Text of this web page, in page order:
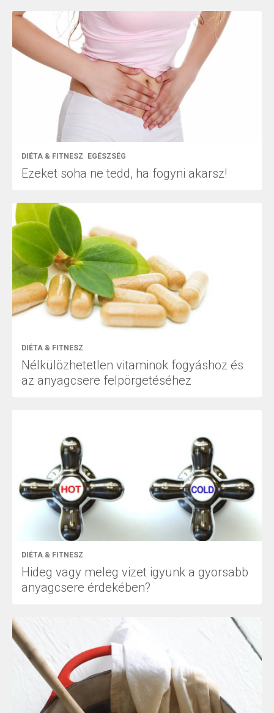
DIÉTA & FITNESZ EGÉSZSÉG
Ezeket soha ne tedd, ha fogyni akarsz!
DIÉTA & FITNESZ
Nélkülözhetetlen vitaminok fogyáshoz és
az anyagcsere felpörgetéséhez
DIÉTA & FITNESZ
Hideg vagy meleg vizet igyunk a gyorsabb
anyagcsere érdekében?